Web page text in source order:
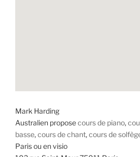
Mark Harding
Australien proposecours de piano,
basse,cours de chant,cours de
Paris ou en visio